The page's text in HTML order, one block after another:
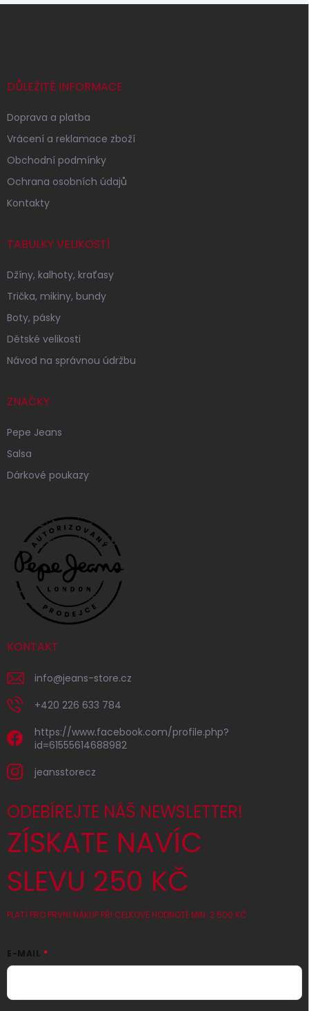
Z
DŮLEŽITÉ INFORMACE
Doprava a platba
Vrácení a reklamace zboží
Obchodní podmínky
Ochrana osobních údajů
Kontakty
TABULKY VELIKOSTÍ
Džíny, kalhoty, kraťasy
Trička, mikiny, bundy
Boty, pásky
Dětské velikosti
Návod na správnou údržbu
ZNAČKY
Pepe Jeans
Salsa
Dárkové poukazy
KONTAKT
info@jeans-store.cz
+420 226 633 784
https://www.facebook.com/profile.php?
id=61555614688982
jeansstorecz
ODEBÍREJTE NÁŠ NEWSLETTER!
ZÍSKATE NAVÍC
SLEVU 250 KČ
PLATÍ PRO PRVNÍ NÁKUP PŘI CELKOVÉ HODNOTĚ MIN. 2 500 KČ
E-MAIL